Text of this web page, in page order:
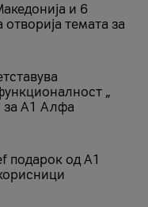
и 6
темата за
„
за А1 Алфа
подарок од А1